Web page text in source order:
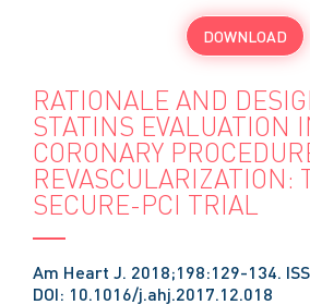
DOWNLOAD
RATIONALE AND
STATINS EVALUATION
CORONARY
REVASCULARIZATION:
SECURE-PCI TRIAL
Am Heart J. 2018;198:129-134.
DOI: 10.1016/j.ahj.2017.12.018